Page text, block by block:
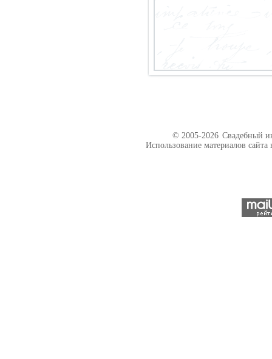
© 2005-2026 Свадебный
Использование материалов